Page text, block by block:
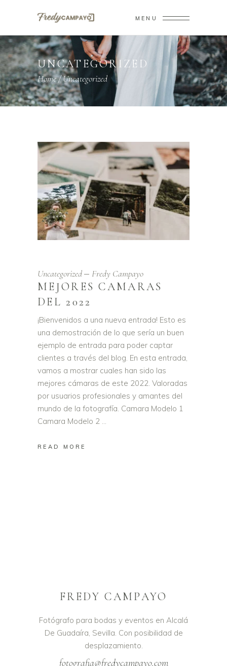
MENU
UNCATEGORIZED
Home/Uncategorized
Uncategorized Fredy Campayo
MEJORES CAMARAS
DEL 2022
¡Bienvenidos a una nueva entrada! Esto es
una demostración de lo que sería un buen
ejemplo de entrada para poder captar
clientes a través del blog. En esta entrada,
vamos a mostrar cuales han sido las
mejores cámaras de este 2022. Valoradas
por usuarios profesionales y amantes del
mundo de la fotografía. Camara Modelo 1
Camara Modelo 2
READ MORE
FREDY CAMPAYO
Fotógrafo para bodas y eventos en Alcalá
De Guadaíra, Sevilla. Con posibilidad de
desplazamiento.
fotografia@fredycampayo.com